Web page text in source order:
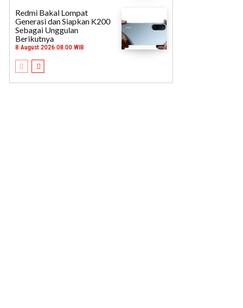
Redmi Bakal Lompat
Generasi dan Siapkan K200
Sebagai Unggulan
Berikutnya
8 August 2026 08:00 WIB